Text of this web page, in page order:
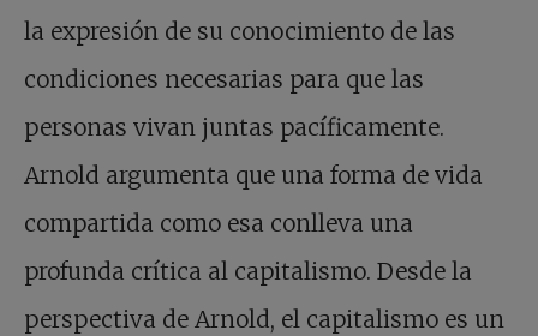
la expresión de su conocimiento de las
condiciones necesarias para que las
personas vivan juntas pacíficamente.
Arnold argumenta que una forma de vida
compartida como esa conlleva una
profunda crítica al capitalismo. Desde la
perspectiva de Arnold, el capitalismo es un